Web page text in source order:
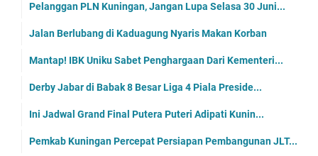
Pelanggan PLN Kuningan, Jangan Lupa Selasa 30 Juni...
Jalan Berlubang di Kaduagung Nyaris Makan Korban
Mantap! IBK Uniku Sabet Penghargaan Dari Kementeri...
Derby Jabar di Babak 8 Besar Liga 4 Piala Preside...
Ini Jadwal Grand Final Putera Puteri Adipati Kunin...
Pemkab Kuningan Percepat Persiapan Pembangunan JLT...